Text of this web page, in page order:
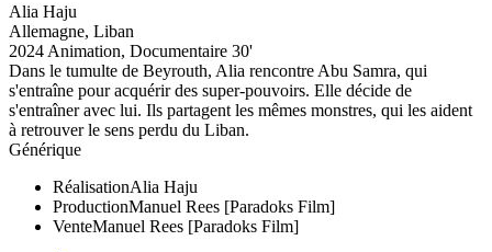
Alia Haju
Allemagne, Liban
2024 Animation, Documentaire 30'
Dans le tumulte de Beyrouth, Alia rencontre Abu Samra, qui
s'entraîne pour acquérir des super-pouvoirs. Elle décide de
s'entraîner avec lui. Ils partagent les mêmes monstres, qui les aident
à retrouver le sens perdu du Liban.
Générique
RéalisationAlia Haju
ProductionManuel Rees [Paradoks Film]
VenteManuel Rees [Paradoks Film]